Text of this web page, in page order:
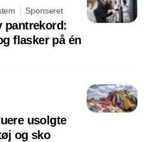
Sponseret
pantrekord:
flasker på én
usolgte
og sko